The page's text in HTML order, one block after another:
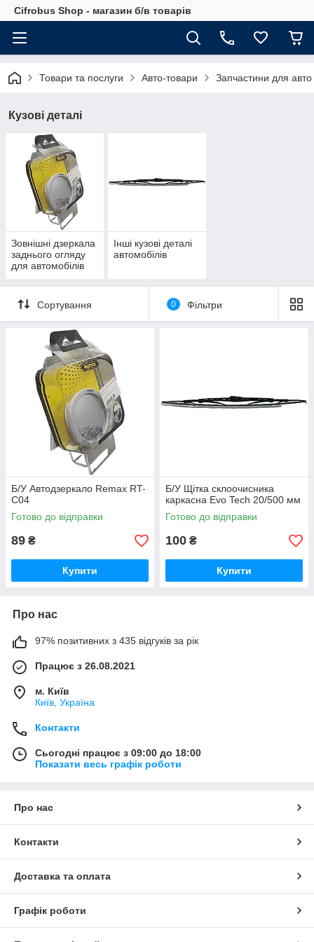
Cifrobus Shop - магазин б/в товарів
Товари та послуги Авто-товари Запчастини для авто
Кузові деталі
Зовнішні дзеркала
заднього огляду
для автомобілів
Інші кузові деталі
автомобілів
Сортування 0 Фільтри
Б/У Автодзеркало Remax RT-
C04
Готово до відправки
89 ₴
Купити
Б/У Щітка склоочисника
каркасна Evo Tech 20/500 мм
Готово до відправки
100 ₴
Купити
Про нас
97% позитивних з 435 відгуків за рік
Працює з 26.08.2021
м. Київ
Київ, Україна
Контакти
Сьогодні працює з 09:00 до 18:00
Показати весь графік роботи
Про нас
Контакти
Доставка та оплата
Графік роботи